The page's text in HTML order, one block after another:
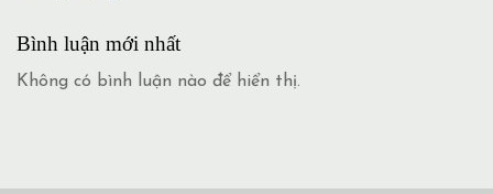
Bình luận mới nhất
Không có bình luận nào để hiển thị.